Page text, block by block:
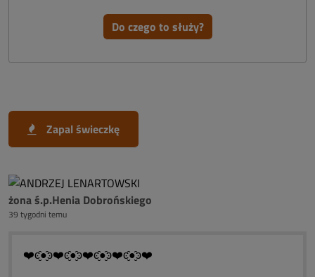
Do czego to służy?
Zapal świeczkę
żona ś.p.Henia Dobrońskiego
39 tygodni temu
❤️ͼ̮̑●̮̑ͽ❤️ͼ̮̑●̮̑ͽ❤️ͼ̮̑●̮̑ͽ❤️ͼ̮̑●̮̑ͽ❤️